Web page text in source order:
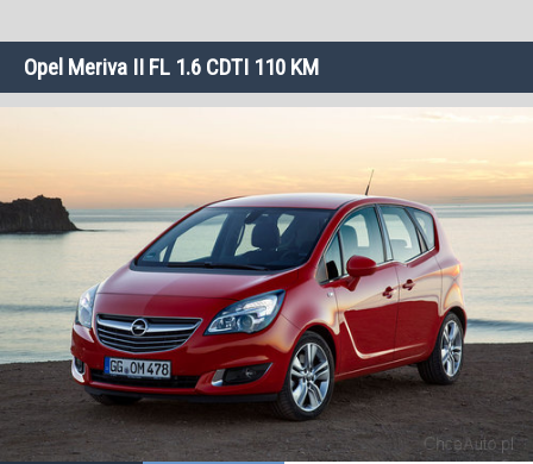
Opel Meriva II FL 1.6 CDTI 110 KM